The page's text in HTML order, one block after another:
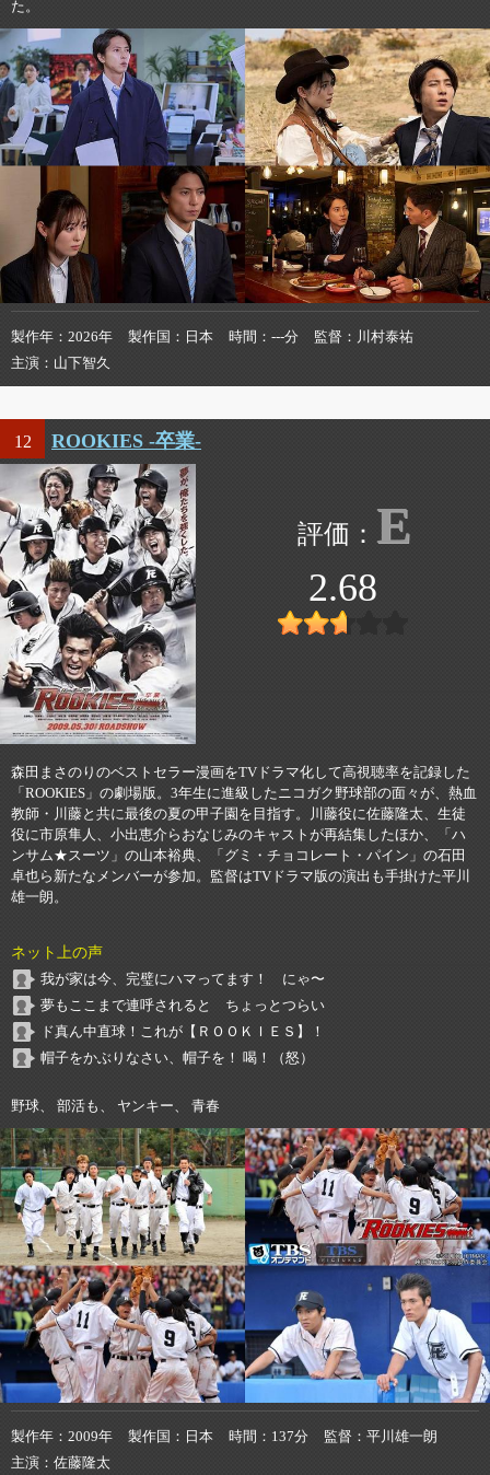
た。
製作年 2026年 製作国 日本 時間 ---分 監督
川村泰祐
主演
山下智久
12 ROOKIES -卒業-
E
2.68
森田まさのりのベストセラー漫画をTVドラマ化して高視聴率を記録した
「ROOKIES」の劇場版。3年生に進級したニコガク野球部の面々が、熱血
教師・川藤と共に最後の夏の甲子園を目指す。川藤役に佐藤隆太、生徒
役に市原隼人、小出恵介らおなじみのキャストが再結集したほか、「ハ
ンサム★スーツ」の山本裕典、「グミ・チョコレート・パイン」の石田
卓也ら新たなメンバーが参加。監督はTVドラマ版の演出も手掛けた平川
雄一朗。
ネット上の声
我が家は今、完璧にハマってます！ にゃ〜
夢もここまで連呼されると ちょっとつらい
ド真ん中直球！これが【ＲＯＯＫＩＥＳ】！
帽子をかぶりなさい、帽子を！ 喝！（怒）
野球、 部活も、 ヤンキー、 青春
製作年 2009年 製作国 日本 時間 137分 監督
平川雄一朗
主演
佐藤隆太